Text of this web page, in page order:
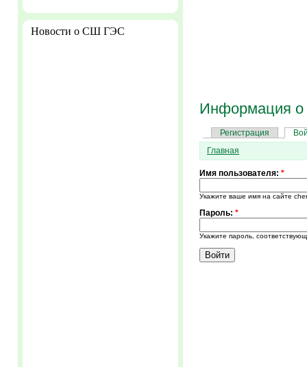
Новости о СШ ГЭС
Информация о
Регистрация
Главная
Имя пользователя: *
Укажите ваше имя на сайте
Пароль: *
Укажите пароль,